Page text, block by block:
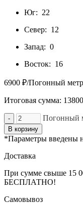
Юг: 22
Север: 12
Запад: 0
Восток: 16
6900 ₽/Погонный метр
Итоговая сумма: 13800
- Погонный
В корзину
*Параметры введены
Доставка
При сумме свыше 15
БЕСПЛАТНО!
Самовывоз